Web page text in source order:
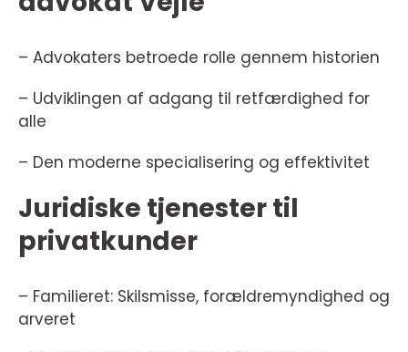
– Advokaters betroede rolle gennem historien
– Udviklingen af adgang til retfærdighed for
alle
– Den moderne specialisering og effektivitet
Juridiske tjenester til
privatkunder
– Familieret: Skilsmisse, forældremyndighed og
arveret